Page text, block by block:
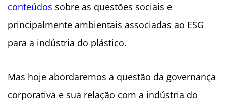
conteúdos sobre as questões sociais e
principalmente ambientais associadas ao ESG
para a indústria do plástico.
Mas hoje abordaremos a questão da governança
corporativa e sua relação com a indústria do